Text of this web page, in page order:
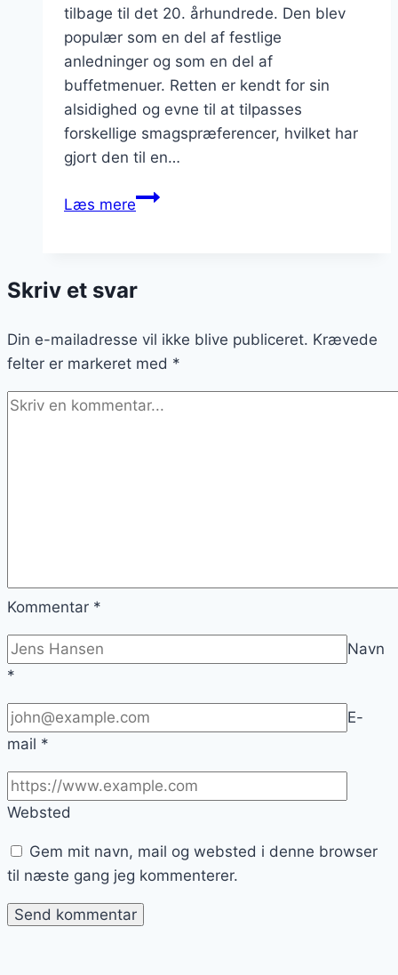
tilbage til det 20. århundrede. Den blev
populær som en del af festlige
anledninger og som en del af
buffetmenuer. Retten er kendt for sin
alsidighed og evne til at tilpasses
forskellige smagspræferencer, hvilket har
gjort den til en…
Læs mereSkinkestang
ost
er
en
klassiker
Skriv et svar
Din e-mailadresse vil ikke blive publiceret. Krævede
felter er markeret med *
Kommentar *
Navn
*
E-
mail *
Websted
Gem mit navn, mail og websted i denne browser
til næste gang jeg kommenterer.